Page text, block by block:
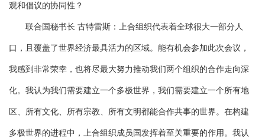
观和倡议的协同性？
联合国秘书长 古特雷斯：上合组织代表着全球很大一部分人
口，且覆盖了世界经济最具活力的区域。能有机会参加此次会议，
我感到非常荣幸，也将尽最大努力推动我们两个组织的合作走向深
化。我认为我们需要建立一个多极世界，我们需要建立一个所有地
区、所有文化、所有宗教、所有文明都能合作共事的世界。在构建
多极世界的进程中，上合组织成员国发挥着至关重要的作用。我认